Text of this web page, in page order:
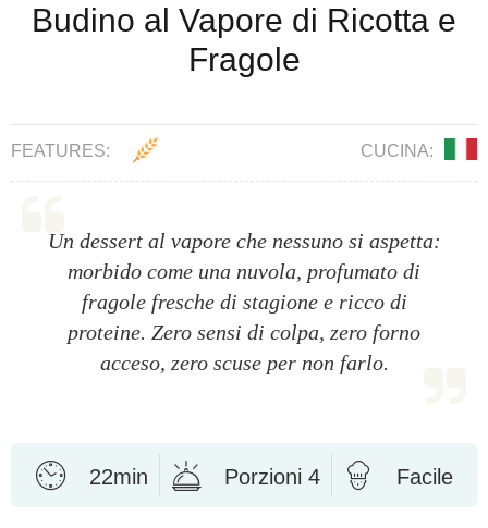
Budino al Vapore di Ricotta e
Fragole
FEATURES: CUCINA:
Un dessert al vapore che nessuno si aspetta:
morbido come una nuvola, profumato di
fragole fresche di stagione e ricco di
proteine. Zero sensi di colpa, zero forno
acceso, zero scuse per non farlo.
22min Porzioni 4 Facile